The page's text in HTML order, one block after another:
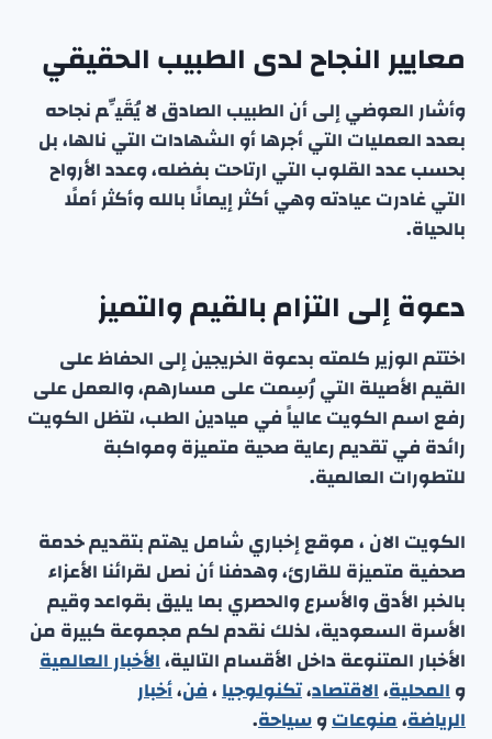
معايير النجاح لدى الطبيب الحقيقي
وأشار العوضي إلى أن الطبيب الصادق لا يُقَيِّم نجاحه
بعدد العمليات التي أجرها أو الشهادات التي نالها، بل
بحسب عدد القلوب التي ارتاحت بفضله، وعدد الأرواح
التي غادرت عيادته وهي أكثر إيمانًا بالله وأكثر أملًا
بالحياة.
دعوة إلى التزام بالقيم والتميز
اختتم الوزير كلمته بدعوة الخريجين إلى الحفاظ على
القيم الأصيلة التي رُسِمت على مسارهم، والعمل على
رفع اسم الكويت عالياً في ميادين الطب، لتظل الكويت
رائدة في تقديم رعاية صحية متميزة ومواكبة
للتطورات العالمية.
الكويت الان ، موقع إخباري شامل يهتم بتقديم خدمة
صحفية متميزة للقارئ، وهدفنا أن نصل لقرائنا الأعزاء
بالخبر الأدق والأسرع والحصري بما يليق بقواعد وقيم
الأسرة السعودية، لذلك نقدم لكم مجموعة كبيرة من
الأخبار المتنوعة داخل الأقسام التالية،الأخبار العالمية
والمحلية،الاقتصاد،تكنولوجيا،فن،أخبار
الرياضة،منوعاتوسياحة.